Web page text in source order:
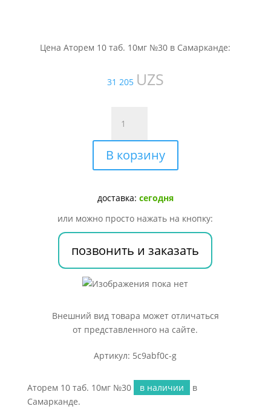
Цена Аторем 10 таб. 10мг №30 в Самарканде:
31 205 UZS
товара
Аторем
10
таб.
№30
В корзину
доставка: сегодня
или можно просто нажать на кнопку:
позвонить и заказать
Внешний вид товара может отличаться
от представленного на сайте.
Артикул: 5c9abf0c-g
Аторем 10 таб. 10мг №30 в наличии
в
Самарканде.